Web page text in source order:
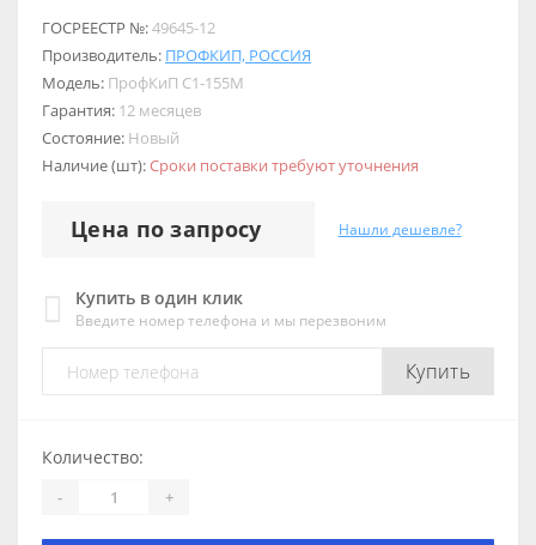
ГОСРЕЕСТР №:49645-12
Производитель: ПРОФКИП, РОССИЯ
Модель: ПрофКиП С1-155М
Гарантия: 12 месяцев
Состояние: Новый
Наличие (шт):Сроки поставки требуют уточнения
Цена по запросу Нашли дешевле?
Купить в один клик
Введите номер телефона и мы перезвоним
Купить
Количество:
- +